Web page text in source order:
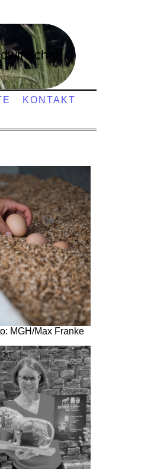
KONTAKT
MGH/Max Franke